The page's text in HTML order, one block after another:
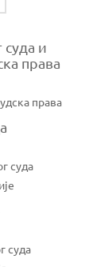
суда и
права
права
суда
суда